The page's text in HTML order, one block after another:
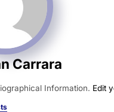
Carrara
Information. Edit